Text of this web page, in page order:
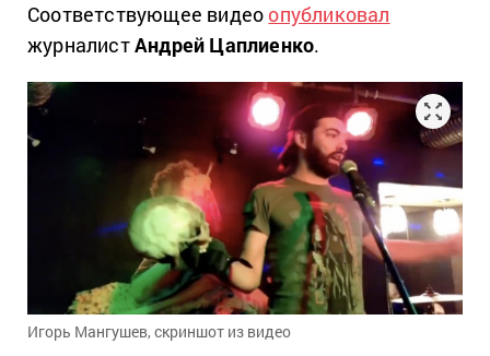
Соответствующее видео опубликовал
журналистАндрей Цаплиенко.
Игорь Мангушев, скриншот из видео